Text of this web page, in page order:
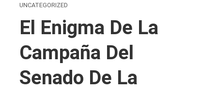
UNCATEGORIZED
El Enigma De La
Campaña Del
Senado De La